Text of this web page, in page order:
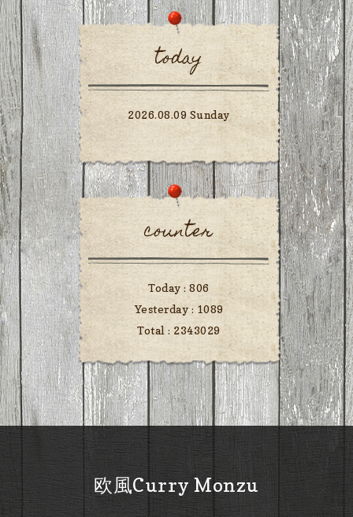
today
2026.08.09 Sunday
counter
Today :806
Yesterday : 1089
Total : 2343029
欧風Curry Monzu